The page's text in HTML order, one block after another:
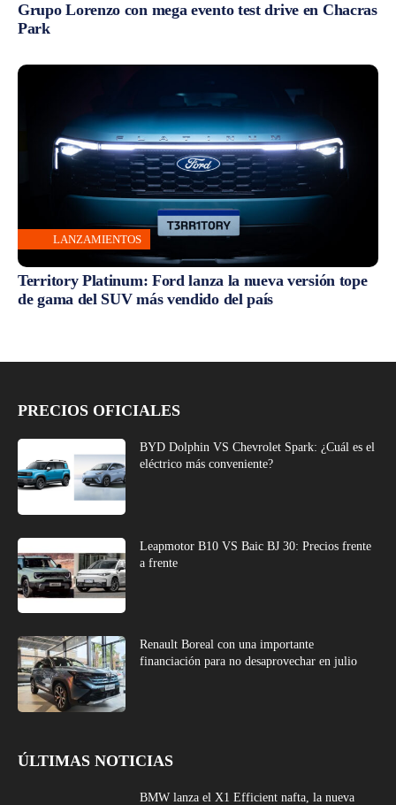
Grupo Lorenzo con mega evento test drive en Chacras
Park
LANZAMIENTOS
Territory Platinum: Ford lanza la nueva versión tope
de gama del SUV más vendido del país
PRECIOS OFICIALES
BYD Dolphin VS Chevrolet Spark: ¿Cuál es el
eléctrico más conveniente?
Leapmotor B10 VS Baic BJ 30: Precios frente
a frente
Renault Boreal con una importante
financiación para no desaprovechar en julio
ÚLTIMAS NOTICIAS
BMW lanza el X1 Efficient nafta, la nueva